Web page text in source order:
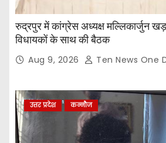
रुद्रपुर में कांग्रेस अध्यक्ष मल्लिकार्जुन
विधायकों के साथ की बैठक
Aug 9, 2026 Ten News One
उत्तर प्रदेश कन्नौज